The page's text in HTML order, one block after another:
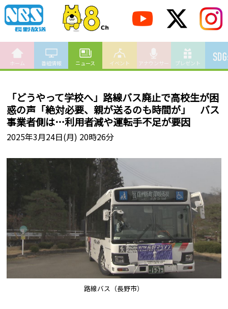
ホーム 番組情報 ニュース イベント アナウンサー プレゼント
「どうやって学校へ」路線バス廃止で高校生が困
惑の声「絶対必要、親が送るのも時間が」 バス
事業者側は…利用者減や運転手不足が要因
2025年3月24日(月) 20時26分
路線バス（長野市）